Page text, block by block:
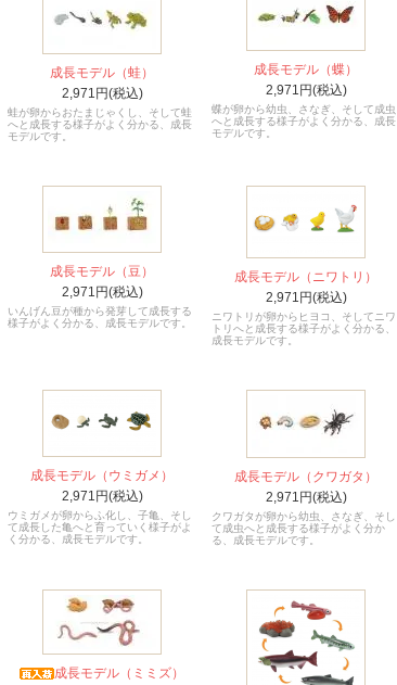
成長モデル（蛙）
2,971円(税込)
蛙が卵からおたまじゃくし、そして蛙
へと成長する様子がよく分かる、成長
モデルです。
成長モデル（蝶）
2,971円(税込)
蝶が卵から幼虫、さなぎ、そして成虫
へと成長する様子がよく分かる、成長
モデルです。
成長モデル（豆）
2,971円(税込)
いんげん豆が種から発芽して成長する
様子がよく分かる、成長モデルです。
成長モデル（ニワトリ）
2,971円(税込)
ニワトリが卵からヒヨコ、そしてニワ
トリへと成長する様子がよく分かる、
成長モデルです。
成長モデル（ウミガメ）
2,971円(税込)
ウミガメが卵からふ化し、子亀、そし
て成長した亀へと育っていく様子がよ
く分かる、成長モデルです。
成長モデル（クワガタ）
2,971円(税込)
クワガタが卵から幼虫、さなぎ、そし
て成虫へと成長する様子がよく分か
る、成長モデルです。
成長モデル（ミミズ）